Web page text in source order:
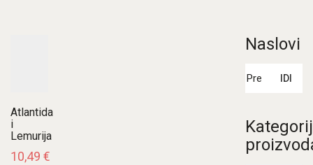
Atlantida
i
Lemurija
10,49 €
Naslovi
IDI